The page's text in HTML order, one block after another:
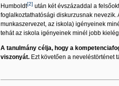
Humboldt[2] után két évszázaddal a
foglalkoztathatósági diskurzusnak
munkaszervezet, az iskola) igényeinek
tehát az iskola igényeinek minél jobb
A tanulmány célja, hogy a
viszonyát. Ezt követően a neveléstörténet